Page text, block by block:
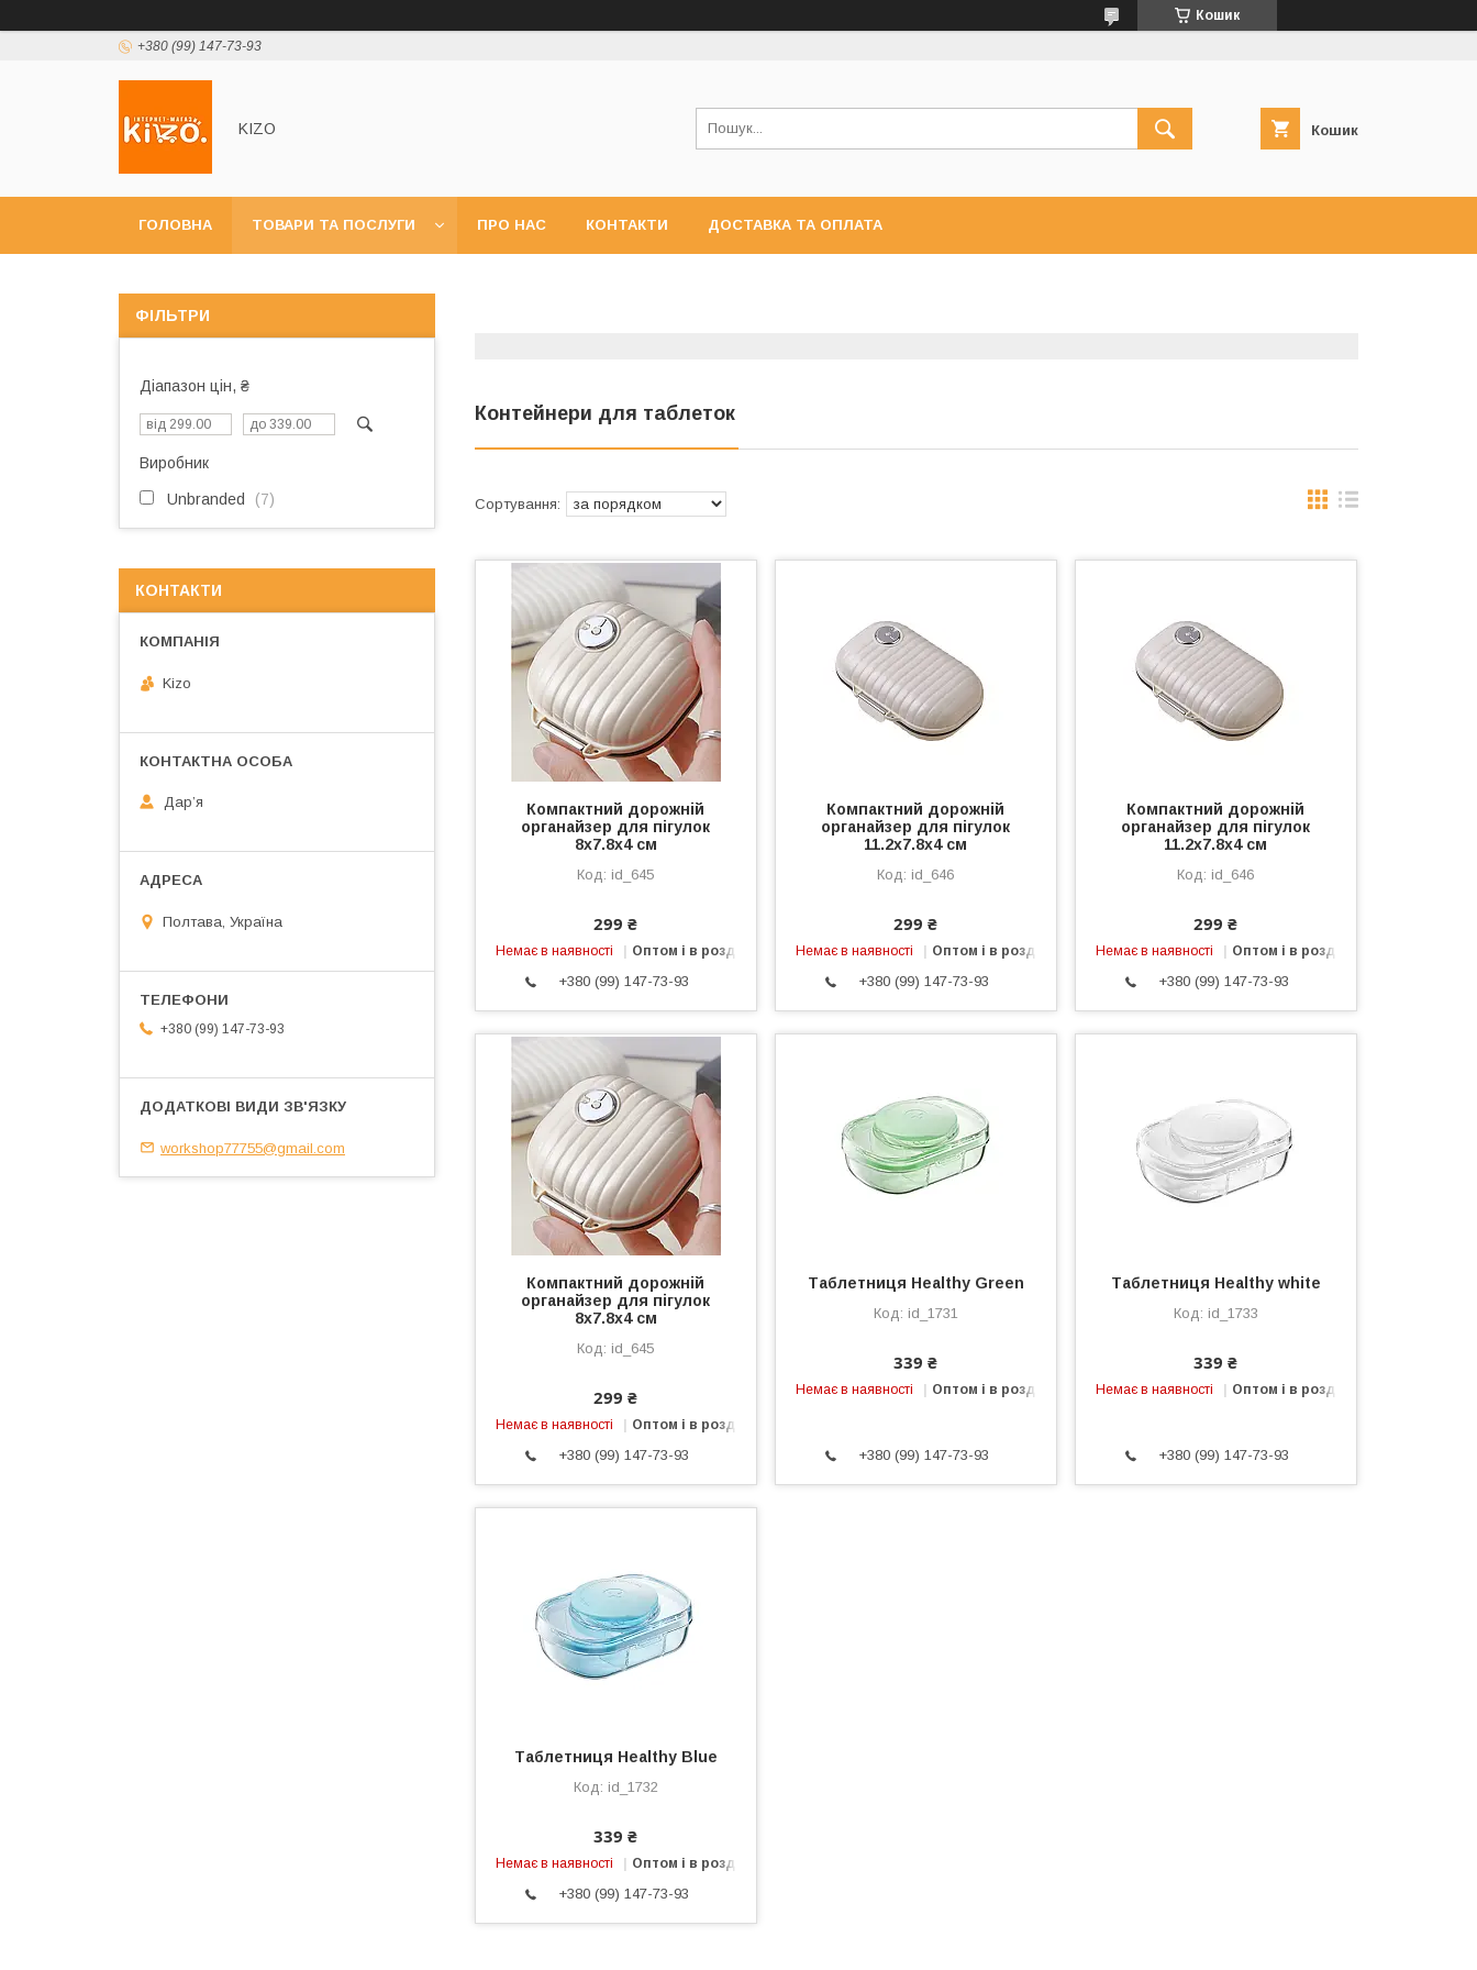
Кошик
+380 (99) 147-73-93
KIZO Кошик
ГОЛОВНА ТОВАРИ ТА ПОСЛУГИ ПРО НАС КОНТАКТИ ДОСТАВКА ТА ОПЛАТА
Контейнери для таблеток
Компактний дорожній
органайзер для пігулок
8х7.8х4 см
id_645
299 ₴
Немає в наявності Оптом і в роздріб
+380 (99) 147-73-93
Компактний дорожній
органайзер для пігулок
11.2х7.8х4 см
id_646
299 ₴
Немає в наявності Оптом і в роздріб
+380 (99) 147-73-93
Компактний дорожній
органайзер для пігулок
11.2х7.8х4 см
id_646
299 ₴
Немає в наявності Оптом і в роздріб
+380 (99) 147-73-93
Компактний дорожній
органайзер для пігулок
8х7.8х4 см
id_645
299 ₴
Немає в наявності Оптом і в роздріб
+380 (99) 147-73-93
Таблетниця Healthy Green
id_1731
339 ₴
Немає в наявності Оптом і в роздріб
+380 (99) 147-73-93
Таблетниця Healthy white
id_1733
339 ₴
Немає в наявності Оптом і в роздріб
+380 (99) 147-73-93
Таблетниця Healthy Blue
id_1732
339 ₴
Немає в наявності Оптом і в роздріб
+380 (99) 147-73-93
ФІЛЬТРИ
Діапазон цін, ₴
Виробник
Unbranded 7
КОНТАКТИ
Kizo
Дарʼя
Полтава, Україна
+380 (99) 147-73-93
workshop77755@gmail.com